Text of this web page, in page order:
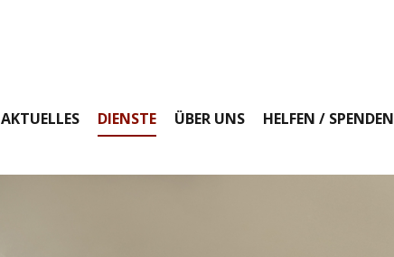
AKTUELLES DIENSTE ÜBER UNS HELFEN / SPENDEN